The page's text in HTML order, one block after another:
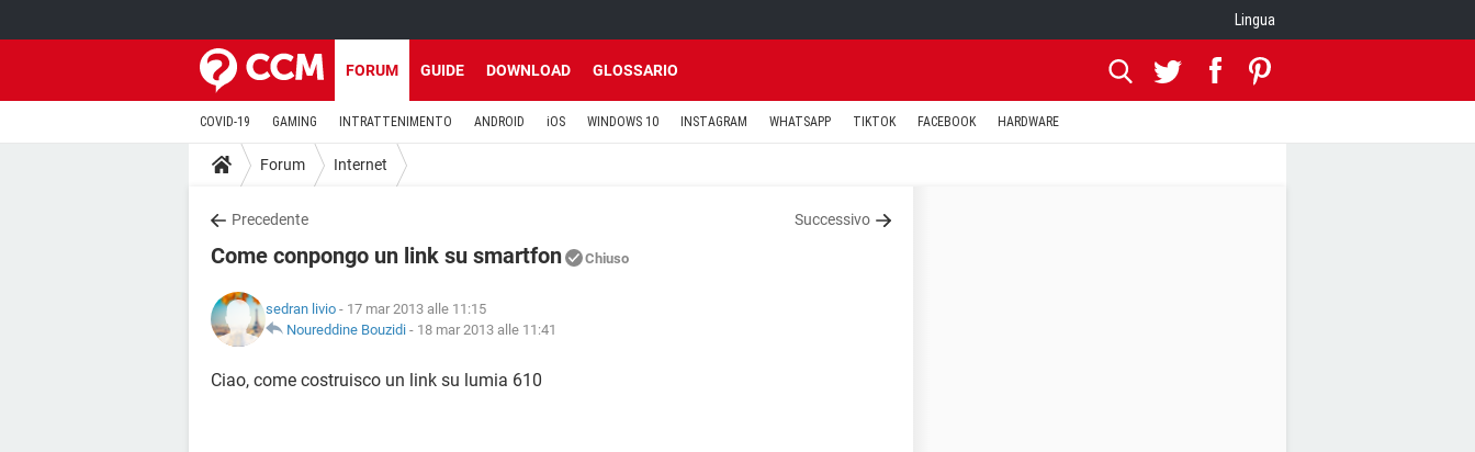
Lingua
FORUM GUIDE DOWNLOAD GLOSSARIO
COVID-19 GAMING INTRATTENIMENTO ANDROID iOS WINDOWS 10 INSTAGRAM WHATSAPP TIKTOK FACEBOOK HARDWARE
Forum Internet
Precedente Successivo
Come conpongo un link su smartfon Chiuso
sedran livio - 17 mar 2013 alle 11:15
Noureddine Bouzidi - 18 mar 2013 alle 11:41
Ciao, come costruisco un link su lumia 610